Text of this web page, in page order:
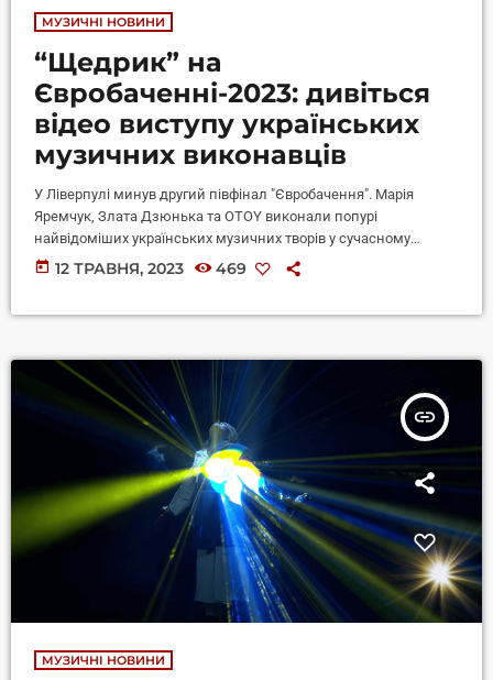
МУЗИЧНІ НОВИНИ
“Щедрик” на
Євробаченні-2023: дивіться
відео виступу українських
музичних виконавців
У Ліверпулі минув другий півфінал "Євробачення". Марія
Яремчук, Злата Дзюнька та OTOY виконали попурі
найвідоміших українських музичних творів у сучасному
аранжуванні. ВІДЕО ДНЯ Окрім власне виступів конкурсантів,
на сцені з'явилися українські музиканти, що заспівали
дуеті з Яремчук виконали "Щедрик" Леонтовича. Перформанс
"Музика єднає покоління" розповідає […]
today 12 ТРАВНЯ, 2023 469
insert_link
МУЗИЧНІ НОВИНИ